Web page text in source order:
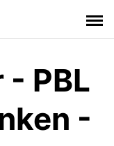
PBL
-